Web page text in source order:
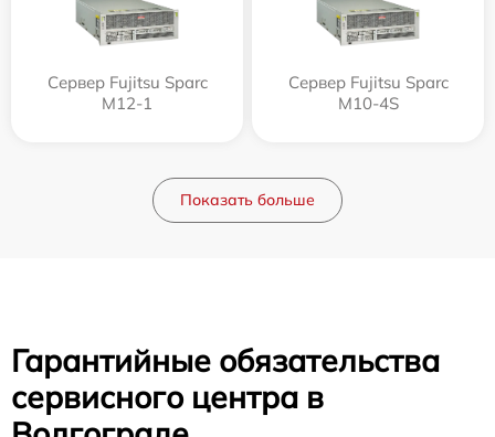
Сервер Fujitsu Sparc
M12-1
Сервер Fujitsu Sparc
M10-4S
Показать больше
Гарантийные обязательства
сервисного центра в